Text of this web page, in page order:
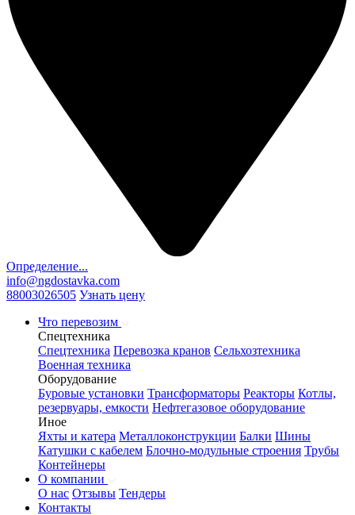
Определение...
info@ngdostavka.com
88003026505 Узнать цену
Что перевозим
Спецтехника
Спецтехника Перевозка кранов Сельхозтехника
Военная техника
Оборудование
Буровые установки Трансформаторы Реакторы Котлы,
резервуары, емкости Нефтегазовое оборудование
Иное
Яхты и катера Металлоконструкции Балки Шины
Катушки с кабелем Блочно-модульные строения Трубы
Контейнеры
О компании
О нас Отзывы Тендеры
Контакты